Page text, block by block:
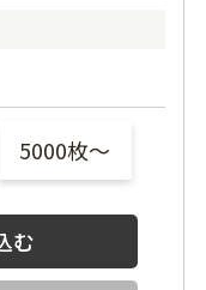
5000枚〜